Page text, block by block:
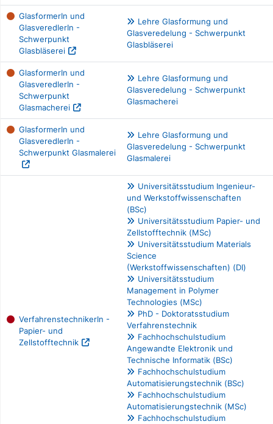
GlasformerIn und
GlasveredlerIn -
Schwerpunkt
Glasbläserei
Lehre Glasformung und
Glasveredelung - Schwerpunkt
Glasbläserei
GlasformerIn und
GlasveredlerIn -
Schwerpunkt
Glasmacherei
Lehre Glasformung und
Glasveredelung - Schwerpunkt
Glasmacherei
GlasformerIn und
GlasveredlerIn -
Schwerpunkt Glasmalerei
Lehre Glasformung und
Glasveredelung - Schwerpunkt
Glasmalerei
VerfahrenstechnikerIn -
Papier- und
Zellstofftechnik
Universitätsstudium Ingenieur-
und Werkstoffwissenschaften
(BSc)
Universitätsstudium Papier- und
Zellstofftechnik (MSc)
Universitätsstudium Materials
Science
(Werkstoffwissenschaften) (DI)
Universitätsstudium
Management in Polymer
Technologies (MSc)
PhD - Doktoratsstudium
Verfahrenstechnik
Fachhochschulstudium
Angewandte Elektronik und
Technische Informatik (BSc)
Fachhochschulstudium
Automatisierungstechnik (BSc)
Fachhochschulstudium
Automatisierungstechnik (MSc)
Fachhochschulstudium